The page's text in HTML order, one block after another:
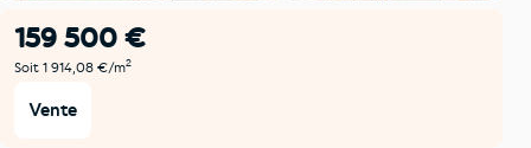
159 500 €
Soit 1 914,08 €/m2
Vente